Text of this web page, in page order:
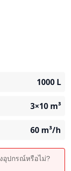
1000 L
3×10 m³
60 m³/h
อุปกรณ์หรือไม่?